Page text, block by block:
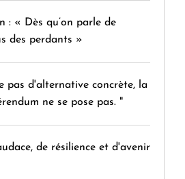
: « Dès qu’on parle de
des perdants »
pas d'alternative concrète, la
ne se pose pas. "
de résilience et d'avenir